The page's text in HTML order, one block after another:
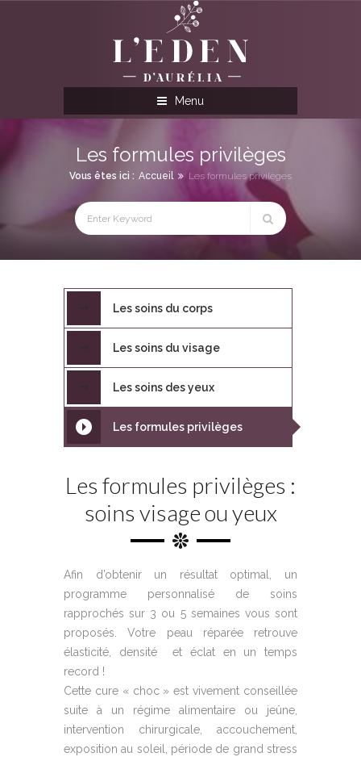
Menu
Les formules privilèges
Vous êtes ici : Accueil Les formules privilèges
Les soins du corps
Les soins du visage
Les soins des yeux
Les formules privilèges
Les formules privilèges :
soins visage ou yeux
Afin d’obtenir un résultat optimal, un
programme personnalisé de soins
rapprochés sur 3 ou 5 semaines vous sont
proposés. Votre peau réparée retrouve
élasticité, densité et éclat en un temps
record !
Cette cure « choc » est vivement conseillée
suite à un régime alimentaire ou jeûne,
intervention chirurgicale, accouchement,
exposition au soleil, période de grand stress